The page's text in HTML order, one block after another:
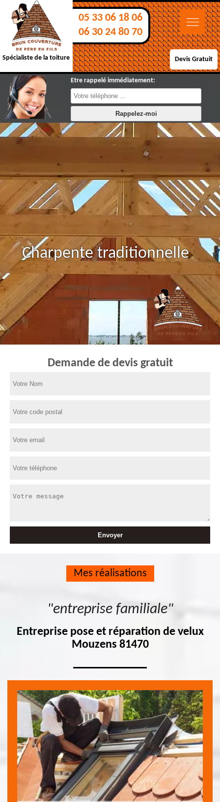
Spécialiste de la toiture
05 33 06 18 06
06 30 24 80 70
Devis Gratuit
Etre rappelé immédiatement:
Charpente traditionnelle
Demande de devis gratuit
Mes réalisations
"entreprise familiale"
Entreprise pose et réparation de velux
Mouzens 81470